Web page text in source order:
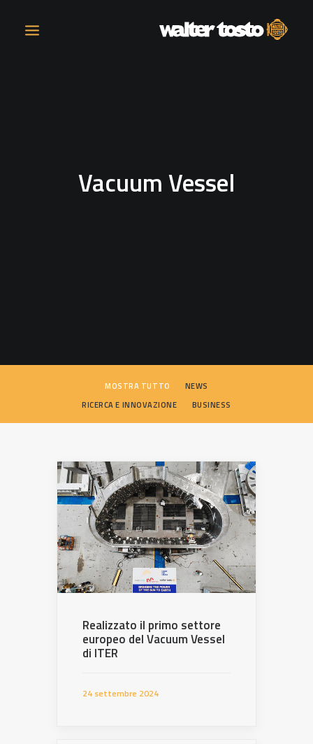
ATTIVITÀ
Vacuum Vessel
MOSTRA TUTTO
NEWS
RICERCA E INNOVAZIONE
BUSINESS
Realizzato il primo settore
europeo del Vacuum Vessel
di ITER
24 settembre 2024